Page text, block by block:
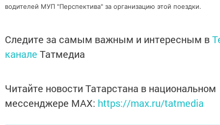
водителей МУП "Перспектива" за организацию этой поездки.
Следите за самым важным и интересным в
канале Татмедиа
Читайте новости Татарстана в национальном
мессенджере MАХ: https://max.ru/tatmedia